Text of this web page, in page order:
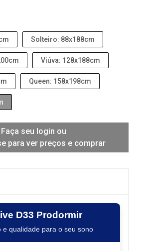
Solteiro: 88x188cm
Viúva: 128x188cm
Queen: 158x198cm
Faça seu login ou
para ver preços e comprar
D33 Prodormir
e qualidade para o seu sono